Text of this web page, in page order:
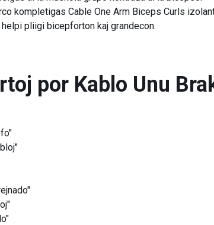
kompletigas Cable One Arm Biceps Curls
pliigi bicepforton kaj grandecon.
por Kablo Unu